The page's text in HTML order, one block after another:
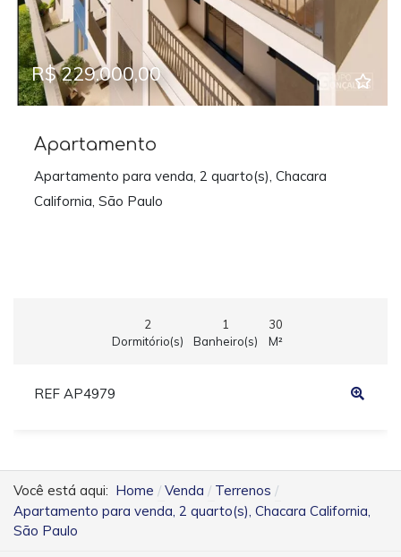
R$ 229.000,00
Apartamento
Apartamento para venda, 2 quarto(s), Chacara
California, São Paulo
2
Dormitório(s)
1
Banheiro(s)
30
M²
REF AP4979
Você está aqui: Home Venda
Terrenos
Apartamento para venda, 2 quarto(s), Chacara California,
São Paulo